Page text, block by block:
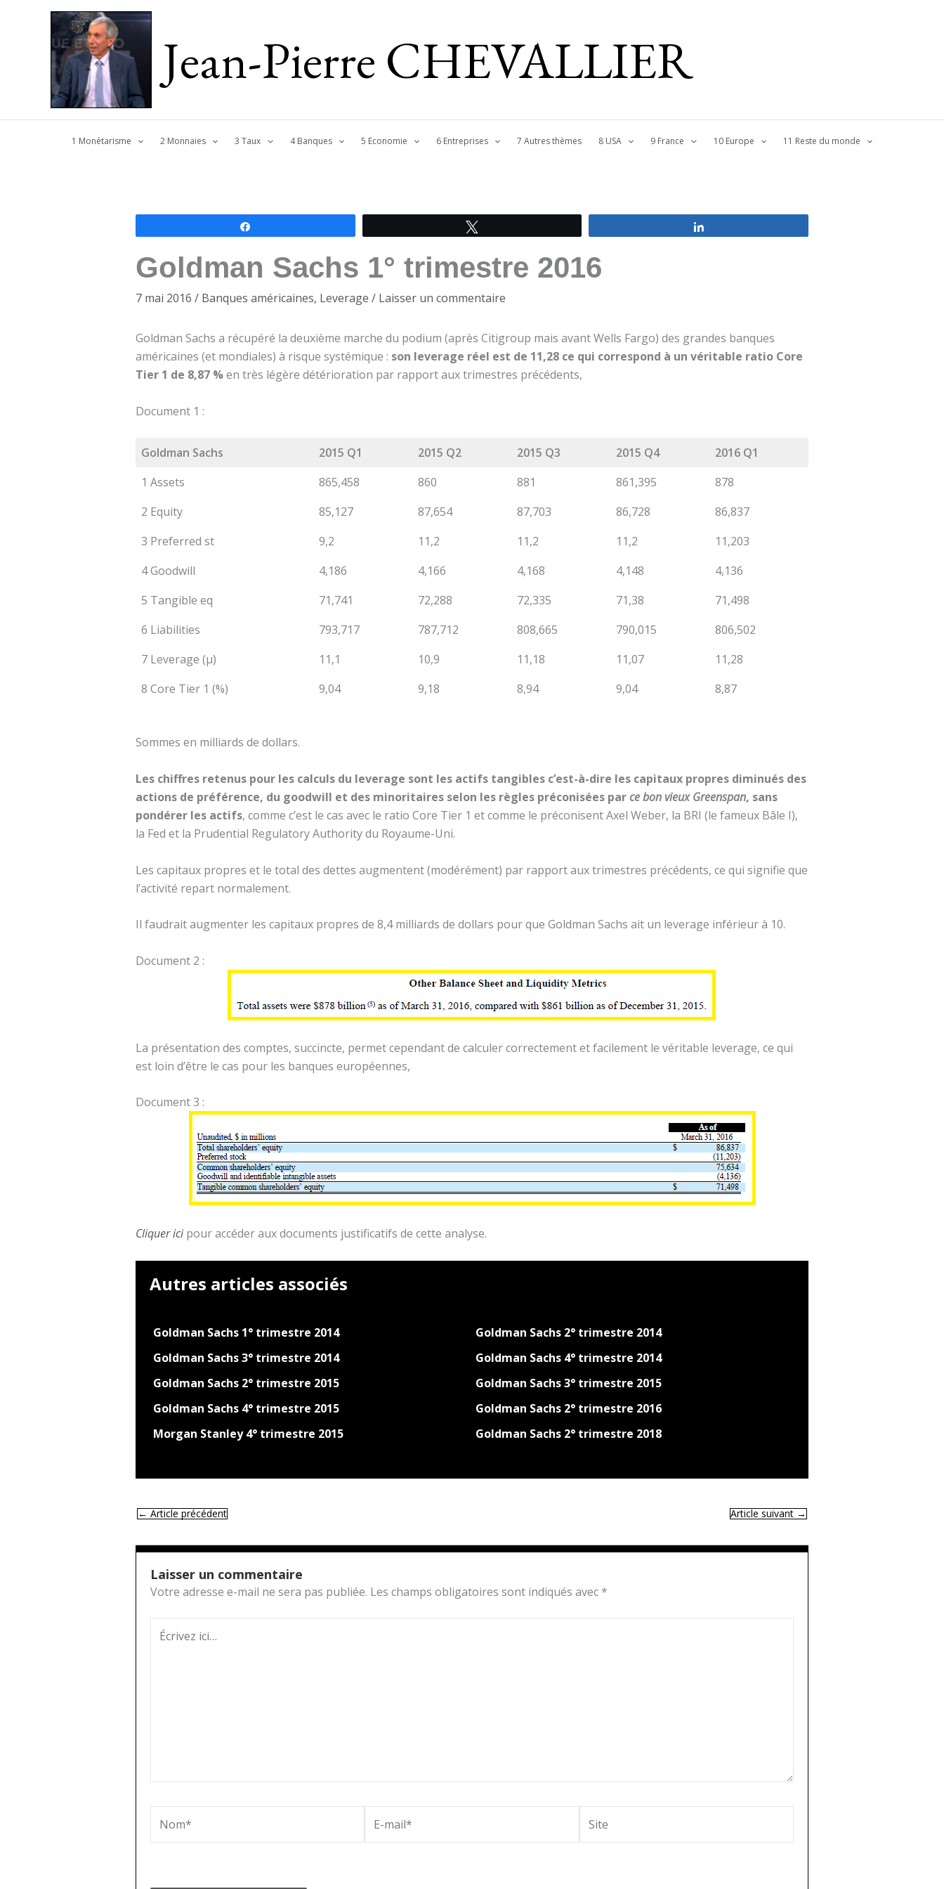
Jean-Pierre CHEVALLIER
1 Monétarisme 2 Monnaies 3 Taux 4 Banques 5 Economie 6 Entreprises 7 Autres thèmes 8 USA 9 France 10 Europe 11 Reste du monde
Goldman Sachs 1° trimestre 2016
7 mai 2016 / Banques américaines, Leverage / Laisser un commentaire
Goldman Sachs a récupéré la deuxième marche du podium (après Citigroup mais avant Wells Fargo) des grandes banques
américaines (et mondiales) à risque systémique : son leverage réel est de 11,28 ce qui correspond à un véritable ratio Core
Tier 1 de 8,87 %en très légère détérioration par rapport aux trimestres précédents,
Document 1 :
Goldman Sachs 2015 Q1 2015 Q2 2015 Q3 2015 Q4
2016 Q1
1 Assets
865,458 860 881 861,395
878
2 Equity
85,127 87,654 87,703 86,728
86,837
3 Preferred st
9,2 11,2 11,2 11,2
11,203
4 Goodwill
4,186 4,166 4,168 4,148
4,136
5 Tangible eq
71,741 72,288 72,335 71,38
71,498
6 Liabilities
793,717 787,712 808,665 790,015
806,502
7 Leverage (µ)
11,1 10,9 11,18 11,07
11,28
8 Core Tier 1 (%)
9,04 9,18 8,94 9,04 8,87
Sommes en milliards de dollars.
Les chiffres retenus pour les calculs du leverage sont les actifs tangibles c’est-à-dire les capitaux propres diminués des
actions de préférence, du goodwill et des minoritaires selon les règles préconisées parce bon vieux Greenspan, sans
pondérer les actifs, comme c’est le cas avec le ratio Core Tier 1 et comme le préconisent Axel Weber, la BRI (le fameux Bâle I),
la Fed et la Prudential Regulatory Authority du Royaume-Uni.
Les capitaux propres et le total des dettes augmentent (modérément) par rapport aux trimestres précédents, ce qui signifie que
l’activité repart normalement.
Il faudrait augmenter les capitaux propres de 8,4 milliards de dollars pour que Goldman Sachs ait un leverage inférieur à 10.
Document 2 :
La présentation des comptes, succincte, permet cependant de calculer correctement et facilement le véritable leverage, ce qui
est loin d’être le cas pour les banques européennes,
Document 3 :
Cliquer ici pour accéder aux documents justificatifs de cette analyse.
Autres articles associés
Goldman Sachs 1° trimestre 2014
Goldman Sachs 2° trimestre 2014
Goldman Sachs 3° trimestre 2014
Goldman Sachs 4° trimestre 2014
Goldman Sachs 2° trimestre 2015
Goldman Sachs 3° trimestre 2015
Goldman Sachs 4° trimestre 2015
Goldman Sachs 2° trimestre 2016
Morgan Stanley 4° trimestre 2015
Goldman Sachs 2° trimestre 2018
← Article précédent Article suivant →
Laisser un commentaire
Votre adresse e-mail ne sera pas publiée. Les champs obligatoires sont indiqués avec *
Écrivez
ici…
mail*